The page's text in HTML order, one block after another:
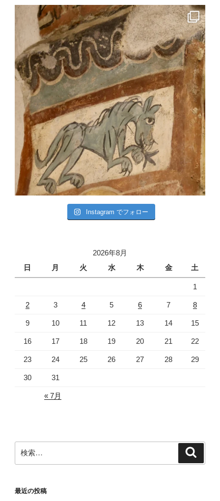
Instagram でフォロー
2026年8月
日
月 火 水 木 金 土
1
2 3 4 5 6 7 8
9 10 11 12 13 14 15
16 17 18 19 20 21 22
23 24 25 26 27 28 29
30 31
« 7月
索:
最近の投稿